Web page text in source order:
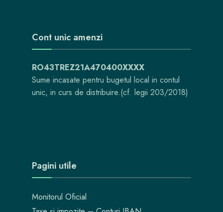
Cont unic amenzi
RO43TREZ21A470400XXXX
Sume incasate pentru bugetul local in contul
unic, in curs de distribuire.(cf. legii 203/2018)
Pagini utile
Monitorul Oficial